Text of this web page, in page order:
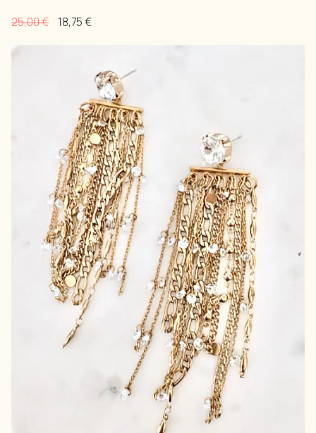
25,00€ 18,75€